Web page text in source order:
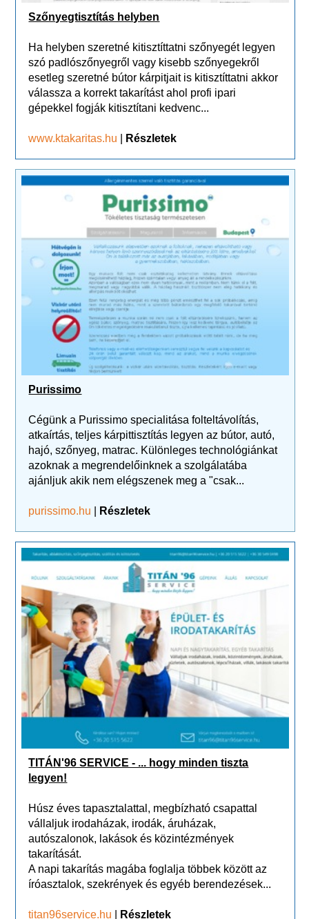
Szőnyegtisztítás helyben
Ha helyben szeretné kitisztíttatni szőnyegét legyen
szó padlószőnyegről vagy kisebb szőnyegekről
esetleg szeretné bútor kárpitjait is kitisztíttatni akkor
válassza a korrekt takarítást ahol profi ipari
gépekkel fogják kitisztítani kedvenc...
www.ktakaritas.hu Részletek
Purissimo
Cégünk a Purissimo specialitása folteltávolítás,
atkaírtás, teljes kárpittisztítás legyen az bútor, autó,
hajó, szőnyeg, matrac. Különleges technológiánkat
azoknak a megrendelőinknek a szolgálatába
ajánljuk akik nem elégszenek meg a "csak...
purissimo.hu Részletek
TITÁN'96 SERVICE - ... hogy minden tiszta
legyen!
Húsz éves tapasztalattal, megbízható csapattal
vállaljuk irodaházak, irodák, áruházak,
autószalonok, lakások és közintézmények
takarítását.
A napi takarítás magába foglalja többek között az
íróasztalok, szekrények és egyéb berendezések...
titan96service.hu Részletek